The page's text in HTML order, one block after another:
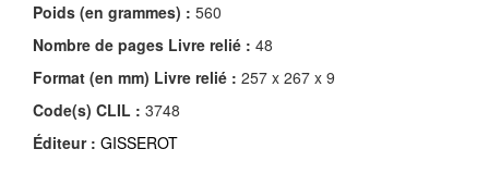
Poids (en grammes) : 560
Nombre de pages Livre relié : 48
Format (en mm) Livre relié : 257 x 267 x 9
Code(s) CLIL : 3748
Éditeur : GISSEROT